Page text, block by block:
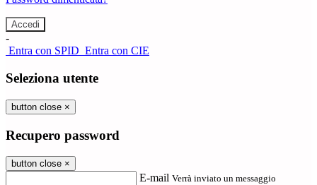
-
Entra con SPID Entra con CIE
Seleziona utente
button close ×
Recupero password
button close ×
E-mail Verrà inviato un messaggio